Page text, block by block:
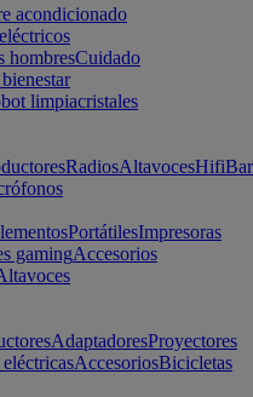
acondicionado
hombresCuidado
limpiacristales
RadiosAltavocesHifi
PortátilesImpresoras
gamingAccesorios
AdaptadoresProyectores
AccesoriosBicicletas